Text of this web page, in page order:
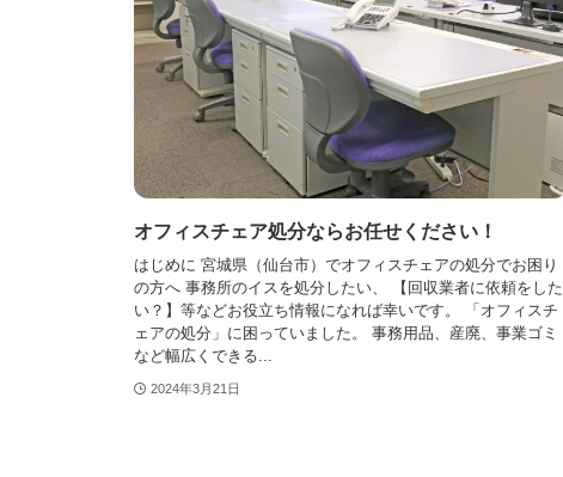
オフィスチェア処分ならお任せください！
はじめに 宮城県（仙台市）でオフィスチェアの処分でお困り
の方へ 事務所のイスを処分したい、 【回収業者に依頼をした
い？】等などお役立ち情報になれば幸いです。 「オフィスチ
ェアの処分」に困っていました。 事務用品、産廃、事業ゴミ
など幅広くできる...
2024年3月21日